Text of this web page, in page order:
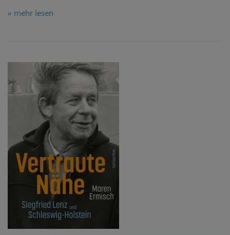
» mehr lesen